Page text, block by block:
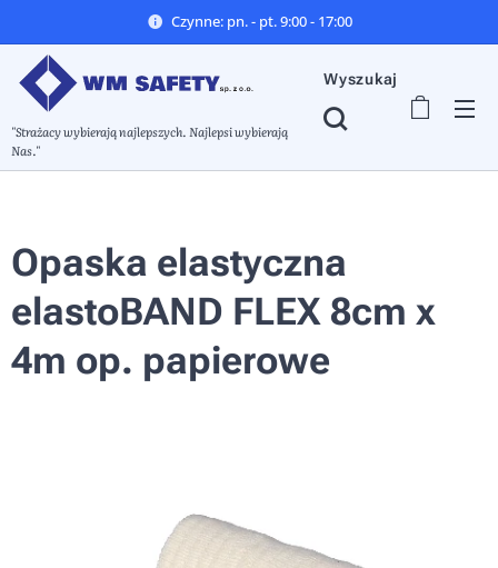
Czynne: pn. - pt. 9:00 - 17:00
"Strażacy wybierają najlepszych. Najlepsi wybierają
Nas."
Wyszukaj
Opaska elastyczna
elastoBAND FLEX 8cm x
4m op. papierowe